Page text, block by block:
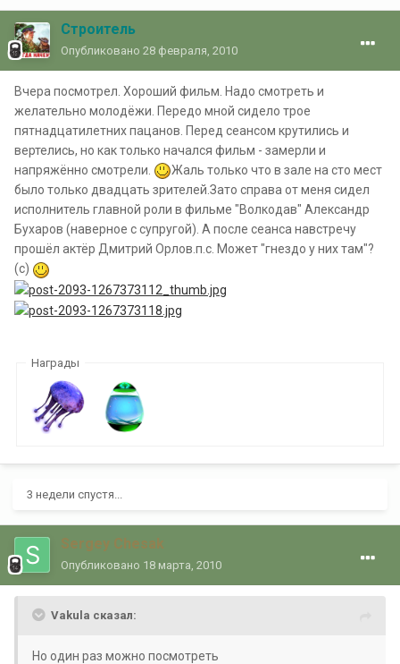
Строитель
Опубликовано 28 февраля, 2010
Вчера посмотрел. Хороший фильм. Надо смотреть и
желательно молодёжи. Передо мной сидело трое
пятнадцатилетних пацанов. Перед сеансом крутились и
вертелись, но как только начался фильм - замерли и
напряжённо смотрели.
Жаль только что в зале на сто мест
было только двадцать зрителей.Зато справа от меня сидел
исполнитель главной роли в фильме "Волкодав" Александр
Бухаров (наверное с супругой). А после сеанса навстречу
прошёл актёр Дмитрий Орлов.п.с. Может "гнездо у них там"?
(с)
Награды
3 недели спустя...
Sergey Chesak
Опубликовано 18 марта, 2010
Vakula сказал:
Но один раз можно посмотреть